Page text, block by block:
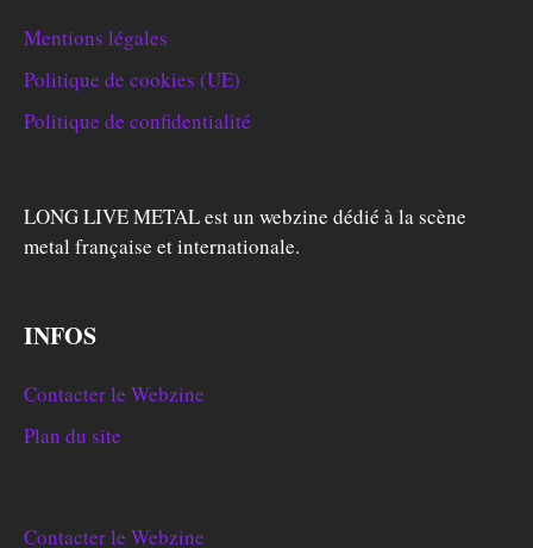
Mentions légales
Politique de cookies (UE)
Politique de confidentialité
LONG LIVE METAL est un webzine dédié à la scène
metal française et internationale.
INFOS
Contacter le Webzine
Plan du site
Contacter le Webzine